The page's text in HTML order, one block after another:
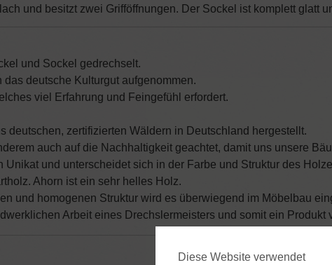
und besitzt zwei Grifföffnungen. Der Sockel ist komplett glatt
und Sockel gedrechselt.
deutsche Kulturgut aufgenommen.
viel Erfahrung und Feingefühl erfordert.
deutschen, zertifizierten Wäldern in Deutschland hergestellt.
auch auf die Nachhaltigkeit geachtet, damit uns unsere
und unterscheidet sich in der Farbe und Struktur des
Ahorn ist ein sehr helles Holz.
und homogenen Struktur wird es überwiegend im Möbelbau
Arbeit eines Drechslermeisters und somit ein Produkt
Diese Website verwendet